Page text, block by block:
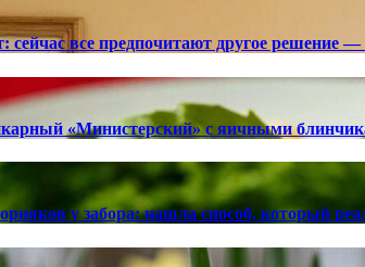
все предпочитают другое решение —
«Министерский» с яичными
у забора: нашла способ, который